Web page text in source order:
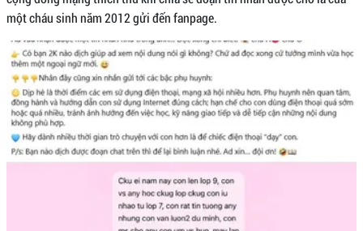
một cháu sinh năm 2012 gửi đến fanpage.